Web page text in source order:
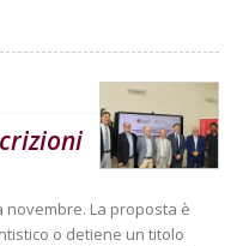
novembre. La proposta è
o detiene un titolo